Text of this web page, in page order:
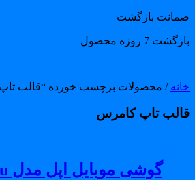
بازگشت
7 روزه محصول
/ محصولات برچسب خورده “قالب تاپ
تاپ کامرس
گوشی موبایل اپل مدل iPhone 7 Plu...